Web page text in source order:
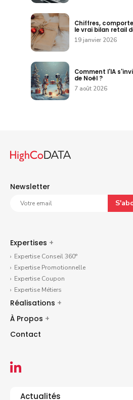
Chiffres,
le vrai bilan retail
19 janvier 2026
Comment l'IA
de Noël ?
7 août 2026
Newsletter
Expertises +
Expertise Conseil 360°
Expertise Promotionnelle
Expertise Coupon
Expertise Métiers
Réalisations +
À Propos +
Contact
Actualités